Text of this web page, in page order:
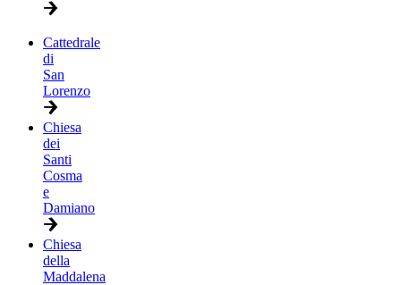
Cattedrale
di
San
Lorenzo
Chiesa
dei
Santi
Cosma
e
Damiano
Chiesa
della
Maddalena